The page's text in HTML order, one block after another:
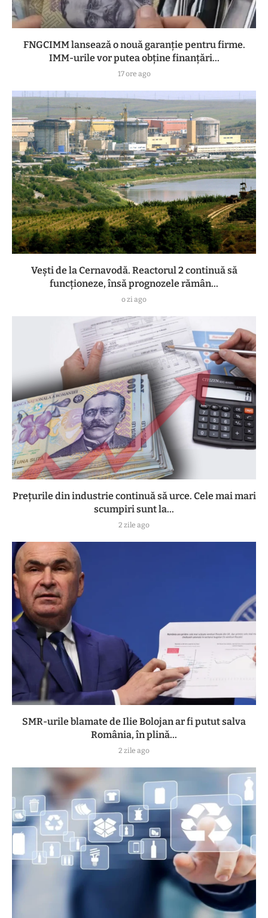
FNGCIMM lansează o nouă garanție pentru firme.
IMM-urile vor putea obține finanțări...
17 ore ago
Vești de la Cernavodă. Reactorul 2 continuă să
funcționeze, însă prognozele rămân...
o zi ago
Prețurile din industrie continuă să urce. Cele mai mari
scumpiri sunt la...
2 zile ago
SMR-urile blamate de Ilie Bolojan ar fi putut salva
România, în plină...
2 zile ago